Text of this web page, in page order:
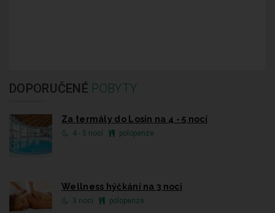
DOPORUČENÉ POBYTY
Za termály do Losin na 4 - 5 nocí
4 - 5 nocí polopenze
Wellness hýčkání na 3 noci
3 noci polopenze